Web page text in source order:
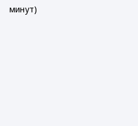
минут)